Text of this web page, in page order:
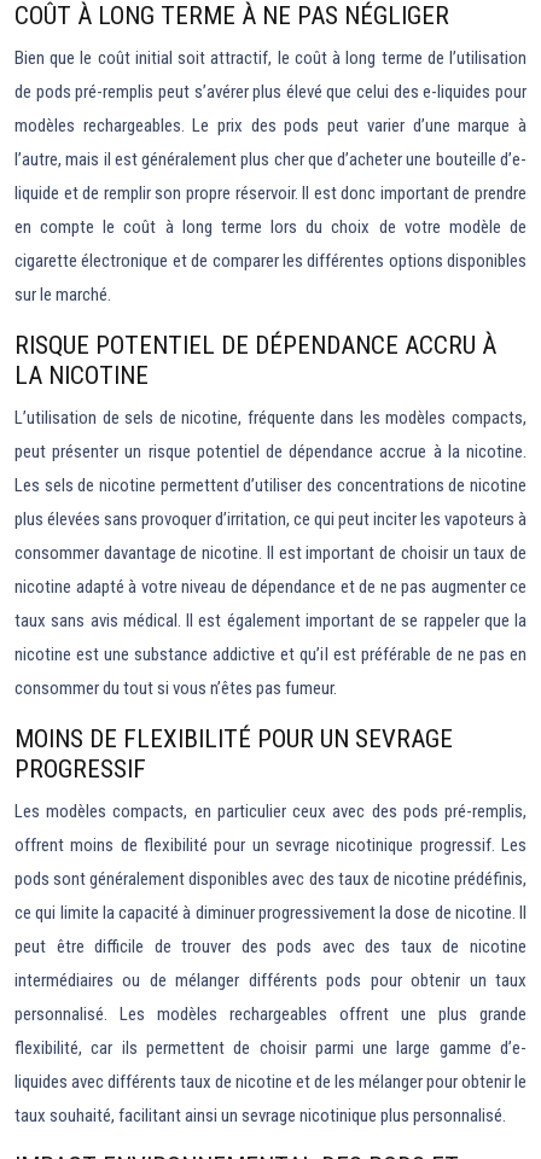
COÛT À LONG TERME À NE PAS NÉGLIGER
Bien que le coût initial soit attractif, le coût à long terme de l’utilisation
de pods pré-remplis peut s’avérer plus élevé que celui des e-liquides pour
modèles rechargeables. Le prix des pods peut varier d’une marque à
l’autre, mais il est généralement plus cher que d’acheter une bouteille d’e-
liquide et de remplir son propre réservoir. Il est donc important de prendre
en compte le coût à long terme lors du choix de votre modèle de
cigarette électronique et de comparer les différentes options disponibles
sur le marché.
RISQUE POTENTIEL DE DÉPENDANCE ACCRU À
LA NICOTINE
L’utilisation de sels de nicotine, fréquente dans les modèles compacts,
peut présenter un risque potentiel de dépendance accrue à la nicotine.
Les sels de nicotine permettent d’utiliser des concentrations de nicotine
plus élevées sans provoquer d’irritation, ce qui peut inciter les vapoteurs à
consommer davantage de nicotine. Il est important de choisir un taux de
nicotine adapté à votre niveau de dépendance et de ne pas augmenter ce
taux sans avis médical. Il est également important de se rappeler que la
nicotine est une substance addictive et qu’il est préférable de ne pas en
consommer du tout si vous n’êtes pas fumeur.
MOINS DE FLEXIBILITÉ POUR UN SEVRAGE
PROGRESSIF
Les modèles compacts, en particulier ceux avec des pods pré-remplis,
offrent moins de flexibilité pour un sevrage nicotinique progressif. Les
pods sont généralement disponibles avec des taux de nicotine prédéfinis,
ce qui limite la capacité à diminuer progressivement la dose de nicotine. Il
peut être difficile de trouver des pods avec des taux de nicotine
intermédiaires ou de mélanger différents pods pour obtenir un taux
personnalisé. Les modèles rechargeables offrent une plus grande
flexibilité, car ils permettent de choisir parmi une large gamme d’e-
liquides avec différents taux de nicotine et de les mélanger pour obtenir le
taux souhaité, facilitant ainsi un sevrage nicotinique plus personnalisé.